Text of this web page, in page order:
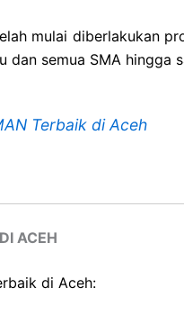
mulai diberlakukan
dan semua SMA hingga
Terbaik di Aceh
ACEH
di Aceh: